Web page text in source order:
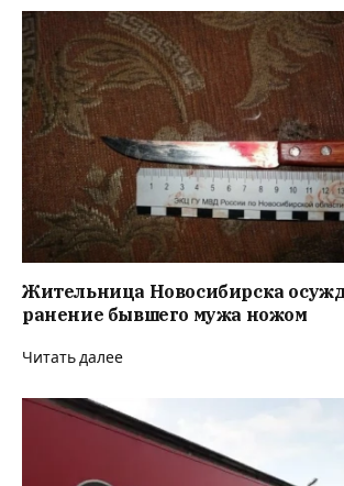
Жительница Новосибирска
ранение бывшего мужа ножом
Читать далее